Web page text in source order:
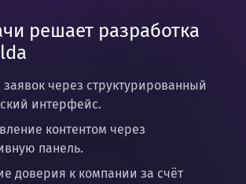
решает разработка
через структурированный
интерфейс.
контентом через
панель.
доверия к компании за счёт